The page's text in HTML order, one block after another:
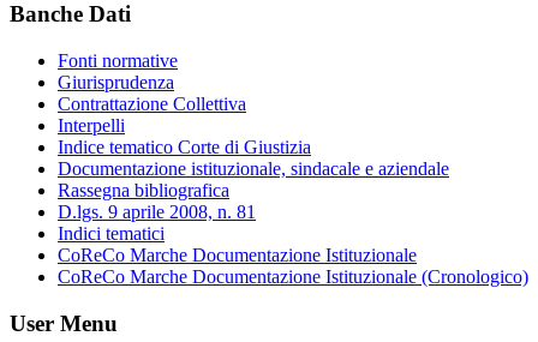
Banche Dati
Fonti normative
Giurisprudenza
Contrattazione Collettiva
Interpelli
Indice tematico Corte di Giustizia
Documentazione istituzionale, sindacale e aziendale
Rassegna bibliografica
D.lgs. 9 aprile 2008, n. 81
Indici tematici
CoReCo Marche Documentazione Istituzionale
CoReCo Marche Documentazione Istituzionale (Cronologico)
User Menu